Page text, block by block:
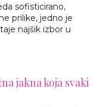
sofisticirano,
prilike, jedno je
najšik izbor u
jakna koja svaki